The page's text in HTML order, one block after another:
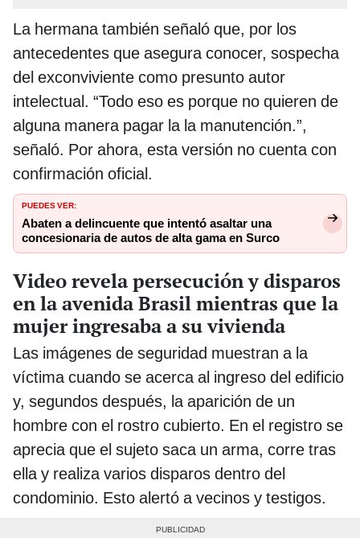
La hermana también señaló que, por los
antecedentes que asegura conocer, sospecha
del exconviviente como presunto autor
intelectual. “Todo eso es porque no quieren de
alguna manera pagar la la manutención.”,
señaló. Por ahora, esta versión no cuenta con
confirmación oficial.
PUEDES VER:
Abaten a delincuente que intentó asaltar una
concesionaria de autos de alta gama en Surco
Video revela persecución y disparos
en la avenida Brasil mientras que la
mujer ingresaba a su vivienda
Las imágenes de seguridad muestran a la
víctima cuando se acerca al ingreso del edificio
y, segundos después, la aparición de un
hombre con el rostro cubierto. En el registro se
aprecia que el sujeto saca un arma, corre tras
ella y realiza varios disparos dentro del
condominio. Esto alertó a vecinos y testigos.